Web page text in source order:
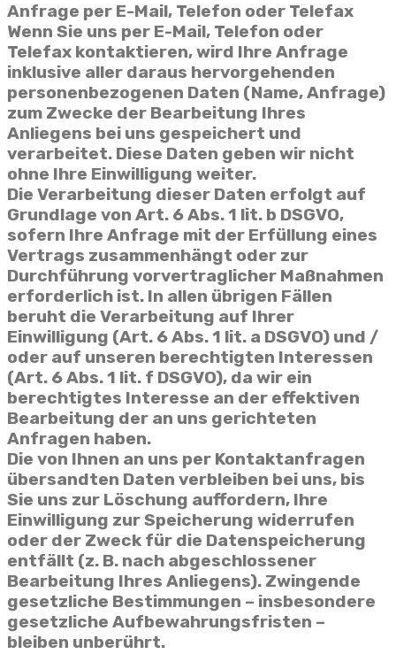
Anfrage per E-Mail, Telefon oder Telefax
Wenn Sie uns per E-Mail, Telefon oder
Telefax kontaktieren, wird Ihre Anfrage
inklusive aller daraus hervorgehenden
personenbezogenen Daten (Name, Anfrage)
zum Zwecke der Bearbeitung Ihres
Anliegens bei uns gespeichert und
verarbeitet. Diese Daten geben wir nicht
ohne Ihre Einwilligung weiter.
Die Verarbeitung dieser Daten erfolgt auf
Grundlage von Art. 6 Abs. 1 lit. b DSGVO,
sofern Ihre Anfrage mit der Erfüllung eines
Vertrags zusammenhängt oder zur
Durchführung vorvertraglicher Maßnahmen
erforderlich ist. In allen übrigen Fällen
beruht die Verarbeitung auf Ihrer
Einwilligung (Art. 6 Abs. 1 lit. a DSGVO) und /
oder auf unseren berechtigten Interessen
(Art. 6 Abs. 1 lit. f DSGVO), da wir ein
berechtigtes Interesse an der effektiven
Bearbeitung der an uns gerichteten
Anfragen haben.
Die von Ihnen an uns per Kontaktanfragen
übersandten Daten verbleiben bei uns, bis
Sie uns zur Löschung auffordern, Ihre
Einwilligung zur Speicherung widerrufen
oder der Zweck für die Datenspeicherung
entfällt (z. B. nach abgeschlossener
Bearbeitung Ihres Anliegens). Zwingende
gesetzliche Bestimmungen – insbesondere
gesetzliche Aufbewahrungsfristen –
bleiben unberührt.